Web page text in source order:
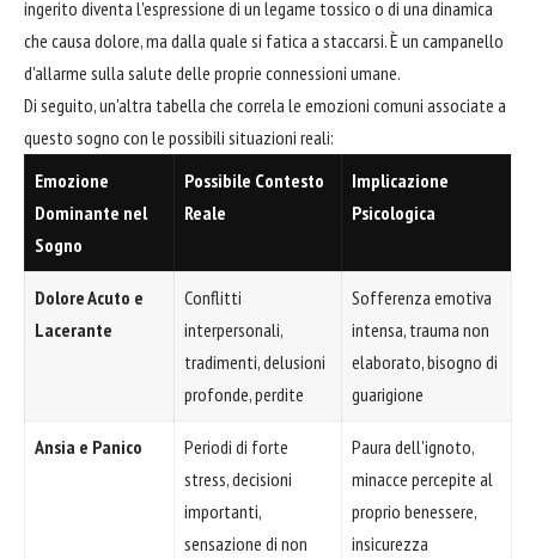
ingerito diventa l'espressione di un legame tossico o di una dinamica
che causa dolore, ma dalla quale si fatica a staccarsi. È un campanello
d'allarme sulla salute delle proprie connessioni umane.
Di seguito, un'altra tabella che correla le emozioni comuni associate a
questo sogno con le possibili situazioni reali:
Emozione
Dominante nel
Sogno
Possibile Contesto
Reale
Implicazione
Psicologica
Dolore Acuto e
Lacerante
Conflitti
interpersonali,
tradimenti, delusioni
profonde, perdite
Sofferenza emotiva
intensa, trauma non
elaborato, bisogno di
guarigione
Ansia e Panico
Periodi di forte
stress, decisioni
importanti,
sensazione di non
Paura dell'ignoto,
minacce percepite al
proprio benessere,
insicurezza